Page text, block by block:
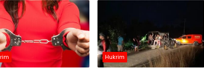
Hukrim